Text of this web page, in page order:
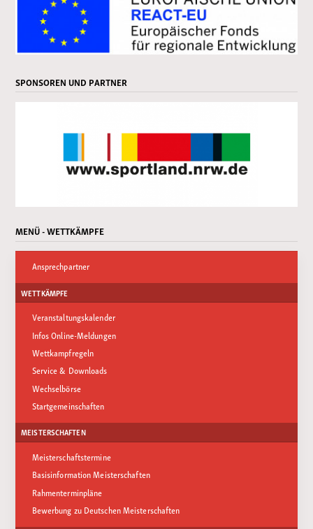
SPONSOREN UND PARTNER
MENÜ - WETTKÄMPFE
Ansprechpartner
WETTKÄMPFE
Veranstaltungskalender
Infos Online-Meldungen
Wettkampfregeln
Service & Downloads
Wechselbörse
Startgemeinschaften
MEISTERSCHAFTEN
Meisterschaftstermine
Basisinformation Meisterschaften
Rahmenterminpläne
Bewerbung zu Deutschen Meisterschaften